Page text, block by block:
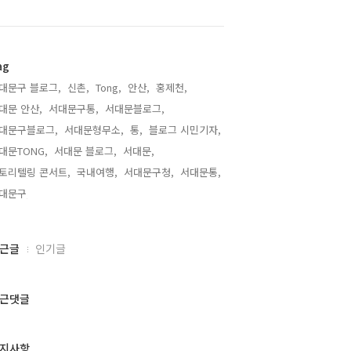
문구 블로그, 신촌, Tong, 안산, 홍제천,
문 안산, 서대문구통, 서대문블로그,
문구블로그, 서대문형무소, 통, 블로그 시민기자,
문TONG, 서대문 블로그, 서대문,
리텔링 콘서트, 국내여행, 서대문구청, 서대문통,
문구,
글 인기글
댓글
사항